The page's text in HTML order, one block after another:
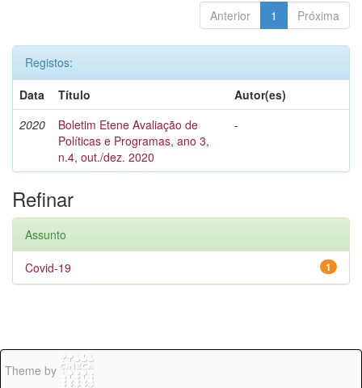
Anterior 1 Próxima
Registos:
Data
Título
Autor(es)
2020
Boletim Etene Avaliação de
Políticas e Programas, ano 3,
n.4, out./dez. 2020
-
Refinar
Assunto
1
Covid-19
Theme by